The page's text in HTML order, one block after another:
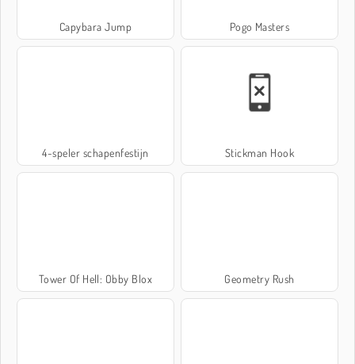
Capybara Jump Pogo Masters
4-speler schapenfestijn Stickman Hook
Tower Of Hell: Obby Blox Geometry Rush